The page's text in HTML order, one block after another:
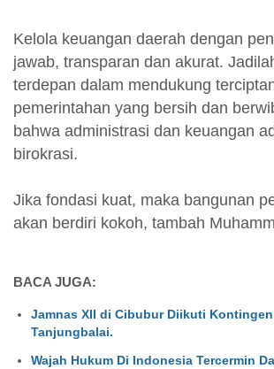
Kelola keuangan daerah dengan
jawab, transparan dan akurat.
terdepan dalam mendukung
pemerintahan yang bersih dan
bahwa administrasi dan keuangan
birokrasi.
Jika fondasi kuat, maka bangunan
akan berdiri kokoh, tambah
BACA JUGA:
Jamnas XII di Cibubur Diikuti Kontingen
Tanjungbalai.
Wajah Hukum Di Indonesia Tercermin